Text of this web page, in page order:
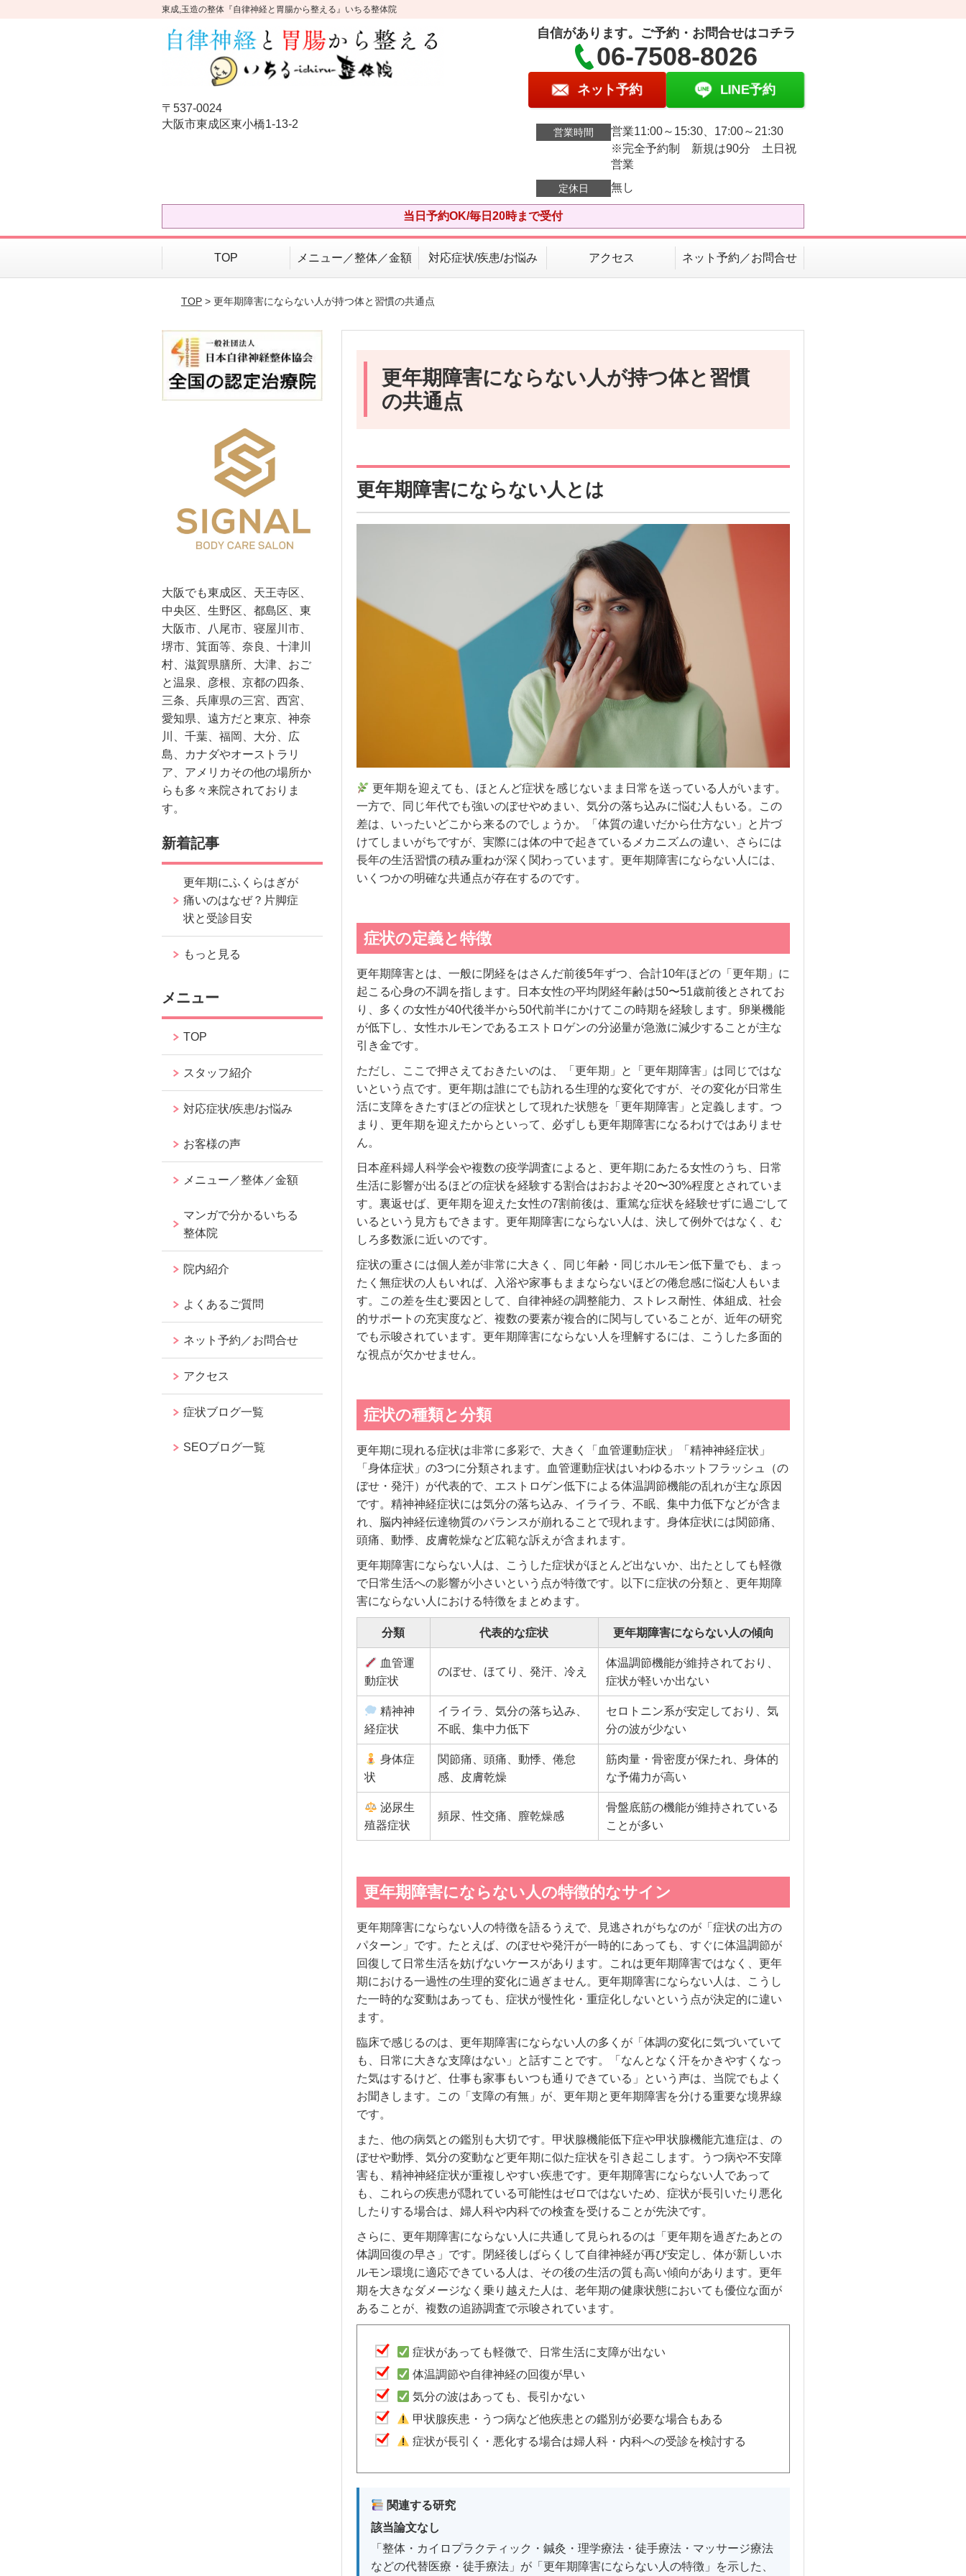
東成,玉造の整体『自律神経と胃腸から整える』いちる整体院
〒537-0024
大阪市東成区東小橋1-13-2
自信があります。ご予約・お問合せはコチラ
06-7508-8026
ネット予約 LINE予約
営業時間
営業11:00～15:30、17:00～21:30
※完全予約制 新規は90分 土日祝
営業
定休日 無し
当日予約OK/毎日20時まで受付
TOP メニュー／整体／金額 対応症状/疾患/お悩み アクセス ネット予約／お問合せ
TOP> 更年期障害にならない人が持つ体と習慣の共通点
更年期障害にならない人が持つ体と習慣
の共通点
更年期障害にならない人とは
更年期を迎えても、ほとんど症状を感じないまま日常を送っている人がいます。
一方で、同じ年代でも強いのぼせやめまい、気分の落ち込みに悩む人もいる。この
差は、いったいどこから来るのでしょうか。「体質の違いだから仕方ない」と片づ
けてしまいがちですが、実際には体の中で起きているメカニズムの違い、さらには
長年の生活習慣の積み重ねが深く関わっています。更年期障害にならない人には、
いくつかの明確な共通点が存在するのです。
症状の定義と特徴
更年期障害とは、一般に閉経をはさんだ前後5年ずつ、合計10年ほどの「更年期」に
起こる心身の不調を指します。日本女性の平均閉経年齢は50〜51歳前後とされてお
り、多くの女性が40代後半から50代前半にかけてこの時期を経験します。卵巣機能
が低下し、女性ホルモンであるエストロゲンの分泌量が急激に減少することが主な
引き金です。
ただし、ここで押さえておきたいのは、「更年期」と「更年期障害」は同じではな
いという点です。更年期は誰にでも訪れる生理的な変化ですが、その変化が日常生
活に支障をきたすほどの症状として現れた状態を「更年期障害」と定義します。つ
まり、更年期を迎えたからといって、必ずしも更年期障害になるわけではありませ
ん。
日本産科婦人科学会や複数の疫学調査によると、更年期にあたる女性のうち、日常
生活に影響が出るほどの症状を経験する割合はおおよそ20〜30%程度とされていま
す。裏返せば、更年期を迎えた女性の7割前後は、重篤な症状を経験せずに過ごして
いるという見方もできます。更年期障害にならない人は、決して例外ではなく、む
しろ多数派に近いのです。
症状の重さには個人差が非常に大きく、同じ年齢・同じホルモン低下量でも、まっ
たく無症状の人もいれば、入浴や家事もままならないほどの倦怠感に悩む人もいま
す。この差を生む要因として、自律神経の調整能力、ストレス耐性、体組成、社会
的サポートの充実度など、複数の要素が複合的に関与していることが、近年の研究
でも示唆されています。更年期障害にならない人を理解するには、こうした多面的
な視点が欠かせません。
症状の種類と分類
更年期に現れる症状は非常に多彩で、大きく「血管運動症状」「精神神経症状」
「身体症状」の3つに分類されます。血管運動症状はいわゆるホットフラッシュ（の
ぼせ・発汗）が代表的で、エストロゲン低下による体温調節機能の乱れが主な原因
です。精神神経症状には気分の落ち込み、イライラ、不眠、集中力低下などが含ま
れ、脳内神経伝達物質のバランスが崩れることで現れます。身体症状には関節痛、
頭痛、動悸、皮膚乾燥など広範な訴えが含まれます。
更年期障害にならない人は、こうした症状がほとんど出ないか、出たとしても軽微
で日常生活への影響が小さいという点が特徴です。以下に症状の分類と、更年期障
害にならない人における特徴をまとめます。
分類 代表的な症状 更年期障害にならない人の傾向
血管運
動症状
のぼせ、ほてり、発汗、冷え
体温調節機能が維持されており、
症状が軽いか出ない
精神神
経症状
イライラ、気分の落ち込み、
不眠、集中力低下
セロトニン系が安定しており、気
分の波が少ない
身体症
状
関節痛、頭痛、動悸、倦怠
感、皮膚乾燥
筋肉量・骨密度が保たれ、身体的
な予備力が高い
泌尿生
殖器症状
頻尿、性交痛、膣乾燥感
骨盤底筋の機能が維持されている
ことが多い
更年期障害にならない人の特徴的なサイン
更年期障害にならない人の特徴を語るうえで、見逃されがちなのが「症状の出方の
パターン」です。たとえば、のぼせや発汗が一時的にあっても、すぐに体温調節が
回復して日常生活を妨げないケースがあります。これは更年期障害ではなく、更年
期における一過性の生理的変化に過ぎません。更年期障害にならない人は、こうし
た一時的な変動はあっても、症状が慢性化・重症化しないという点が決定的に違い
ます。
臨床で感じるのは、更年期障害にならない人の多くが「体調の変化に気づいていて
も、日常に大きな支障はない」と話すことです。「なんとなく汗をかきやすくなっ
た気はするけど、仕事も家事もいつも通りできている」という声は、当院でもよく
お聞きします。この「支障の有無」が、更年期と更年期障害を分ける重要な境界線
です。
また、他の病気との鑑別も大切です。甲状腺機能低下症や甲状腺機能亢進症は、の
ぼせや動悸、気分の変動など更年期に似た症状を引き起こします。うつ病や不安障
害も、精神神経症状が重複しやすい疾患です。更年期障害にならない人であって
も、これらの疾患が隠れている可能性はゼロではないため、症状が長引いたり悪化
したりする場合は、婦人科や内科での検査を受けることが先決です。
さらに、更年期障害にならない人に共通して見られるのは「更年期を過ぎたあとの
体調回復の早さ」です。閉経後しばらくして自律神経が再び安定し、体が新しいホ
ルモン環境に適応できている人は、その後の生活の質も高い傾向があります。更年
期を大きなダメージなく乗り越えた人は、老年期の健康状態においても優位な面が
あることが、複数の追跡調査で示唆されています。
症状があっても軽微で、日常生活に支障が出ない
体温調節や自律神経の回復が早い
気分の波はあっても、長引かない
甲状腺疾患・うつ病など他疾患との鑑別が必要な場合もある
症状が長引く・悪化する場合は婦人科・内科への受診を検討する
関連する研究
該当論文なし
「整体・カイロプラクティック・鍼灸・理学療法・徒手療法・マッサージ療法
などの代替医療・徒手療法」が「更年期障害にならない人の特徴」を示した、
大阪でも東成区、天王寺区、
中央区、生野区、都島区、東
大阪市、八尾市、寝屋川市、
堺市、箕面等、奈良、十津川
村、滋賀県膳所、大津、おご
と温泉、彦根、京都の四条、
三条、兵庫県の三宮、西宮、
愛知県、遠方だと東京、神奈
川、千葉、福岡、大分、広
島、カナダやオーストラリ
ア、アメリカその他の場所か
らも多々来院されておりま
す。
新着記事
更年期にふくらはぎが
痛いのはなぜ？片脚症
状と受診目安
もっと見る
メニュー
TOP
スタッフ紹介
対応症状/疾患/お悩み
お客様の声
メニュー／整体／金額
マンガで分かるいちる
整体院
院内紹介
よくあるご質問
ネット予約／お問合せ
アクセス
症状ブログ一覧
SEOブログ一覧